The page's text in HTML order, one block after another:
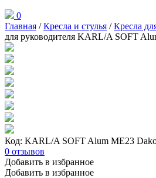
0
Главная /Кресла и стулья /Кресла
для руководителя KARL/A SOFT
Код: KARL/A SOFT Alum ME23
0 отзывов
Добавить в избранное
Добавить в избранное